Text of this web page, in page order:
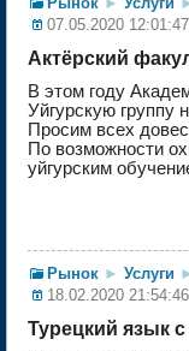
07.05.2020 12:01:47
Актёрский
В этом году
Уйгурскую группу
Просим всех
По возможности
уйгурским
Рынок ► Услуги
18.02.2020 21:54:46
Турецкий язык